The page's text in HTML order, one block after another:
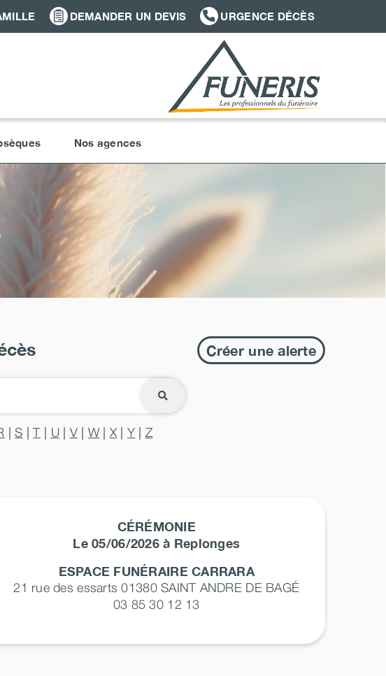
DEMANDER UN DEVIS URGENCE DÉCÈS
Nos agences
Créer une alerte
|S |T U| V| W| X| Y |Z
CÉRÉMONIE
Le 05/06/2026 à Replonges
ESPACE FUNÉRAIRE CARRARA
21 rue des essarts 01380SAINT ANDRE DE BAGÉ
03 85 30 12 13